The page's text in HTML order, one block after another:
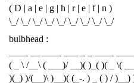
( D | a | e | g | h | r | e | f | n )
\_/ \_/ \_/ \_/ \_/ \_/ \_/ \_/ \_/
bulbhead :
( _ \ /__\ ( ___)/ __)( )_( )( _ \(
)(_) )/(__)\ )__)( (_-. ) _ ( ) / )__)